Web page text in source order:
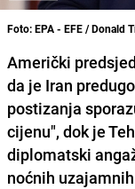
Foto: EPA - EFE / Donald
Američki
da je Iran
postizanja
cijenu", dok je
diplomatski
noćnih